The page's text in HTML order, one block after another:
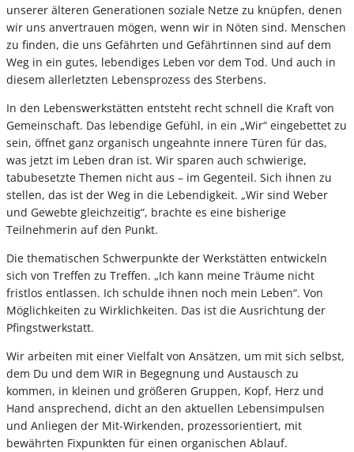
unserer älteren Generationen soziale Netze zu knüpfen, denen
wir uns anvertrauen mögen, wenn wir in Nöten sind. Menschen
zu finden, die uns Gefährten und Gefährtinnen sind auf dem
Weg in ein gutes, lebendiges Leben vor dem Tod. Und auch in
diesem allerletzten Lebensprozess des Sterbens.
In den Lebenswerkstätten entsteht recht schnell die Kraft von
Gemeinschaft. Das lebendige Gefühl, in ein „Wir“ eingebettet zu
sein, öffnet ganz organisch ungeahnte innere Türen für das,
was jetzt im Leben dran ist. Wir sparen auch schwierige,
tabubesetzte Themen nicht aus – im Gegenteil. Sich ihnen zu
stellen, das ist der Weg in die Lebendigkeit. „Wir sind Weber
und Gewebte gleichzeitig“, brachte es eine bisherige
Teilnehmerin auf den Punkt.
Die thematischen Schwerpunkte der Werkstätten entwickeln
sich von Treffen zu Treffen. „Ich kann meine Träume nicht
fristlos entlassen. Ich schulde ihnen noch mein Leben“. Von
Möglichkeiten zu Wirklichkeiten. Das ist die Ausrichtung der
Pfingstwerkstatt.
Wir arbeiten mit einer Vielfalt von Ansätzen, um mit sich selbst,
dem Du und dem WIR in Begegnung und Austausch zu
kommen, in kleinen und größeren Gruppen, Kopf, Herz und
Hand ansprechend, dicht an den aktuellen Lebensimpulsen
und Anliegen der Mit-Wirkenden, prozessorientiert, mit
bewährten Fixpunkten für einen organischen Ablauf.